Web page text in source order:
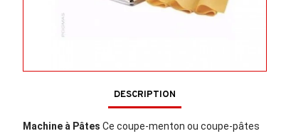
DESCRIPTION
Machine à Pâtes Ce coupe-menton ou coupe-pâtes